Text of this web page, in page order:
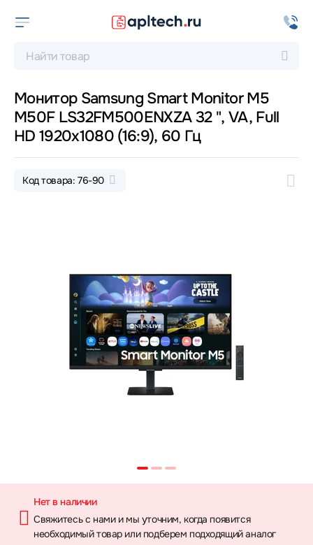
Монитор Samsung Smart Monitor M5
M50F LS32FM500ENXZA 32 ", VA, Full
HD 1920x1080 (16:9), 60 Гц
Код товара: 76-90
Нет в наличии
Свяжитесь с нами и мы уточним, когда появится
необходимый товар или подберем подходящий аналог